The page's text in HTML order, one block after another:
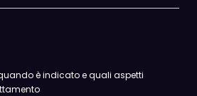
è indicato e quali aspetti